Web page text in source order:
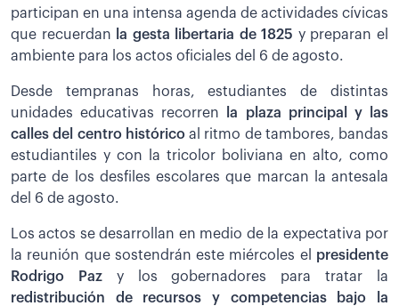
participan en una intensa agenda de actividades cívicas
que recuerdan
la gesta libertaria de 1825 y preparan el
ambiente para los actos oficiales del 6 de agosto.
Desde tempranas horas, estudiantes de distintas
unidades educativas recorren la plaza principal y las
calles del centro históricoal ritmo de tambores, bandas
estudiantiles y con la tricolor boliviana en alto, como
parte de los desfiles escolares que marcan la antesala
del 6 de agosto.
Los actos se desarrollan en medio de la expectativa por
la reunión que sostendrán este miércoles el presidente
Rodrigo Pazy los gobernadores para tratar la
redistribución de recursos y competencias bajo la